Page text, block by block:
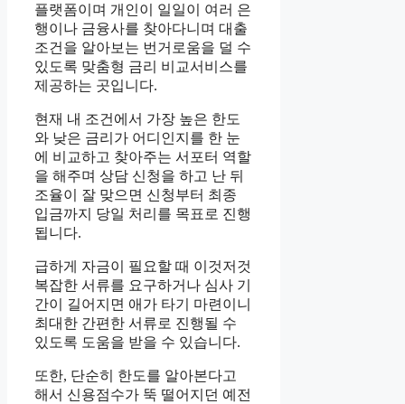
플랫폼이며 개인이 일일이 여러 은
행이나 금융사를 찾아다니며 대출
조건을 알아보는 번거로움을 덜 수
있도록 맞춤형 금리 비교서비스를
제공하는 곳입니다.
현재 내 조건에서 가장 높은 한도
와 낮은 금리가 어디인지를 한 눈
에 비교하고 찾아주는 서포터 역할
을 해주며 상담 신청을 하고 난 뒤
조율이 잘 맞으면 신청부터 최종
입금까지 당일 처리를 목표로 진행
됩니다.
급하게 자금이 필요할 때 이것저것
복잡한 서류를 요구하거나 심사 기
간이 길어지면 애가 타기 마련이니
최대한 간편한 서류로 진행될 수
있도록 도움을 받을 수 있습니다.
또한, 단순히 한도를 알아본다고
해서 신용점수가 뚝 떨어지던 예전